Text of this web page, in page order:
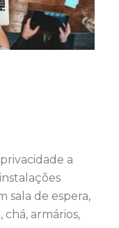
a
sala de espera,
chá, armários,